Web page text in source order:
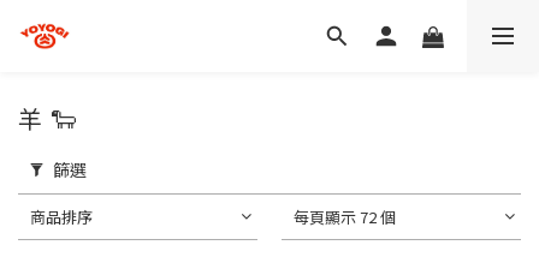
羊 🐑
篩選
商品排序 每頁顯示 72 個